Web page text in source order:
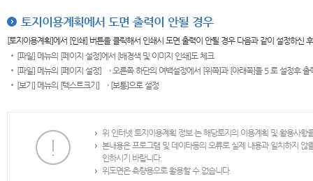
토지이용계획에서 도면 출력이 안될 경우
[토지이용계획]에서 [인쇄] 버튼을 클릭해서 인쇄시 도면 출력이 안될 경우 다음과 같이 설정하신
[파일] 메뉴의 [페이지 설정]에서 [배경색 및 이미지 인쇄]도 체크
[파일] 메뉴의 [페이지 설정] → 오른쪽 하단의 여백설정에서 [위쪽]과 [아래쪽]을 5 로 설정후 출
[보기] 메뉴의 [텍스트크기] → [보통]으로 설정
위 인터넷 토지이용계획 정보 는 해당토지의 이용계획 및 활용사
본내용은 프로그램 및 데이타등의 오류로 실제 내용과 일치하지
인하시기 바랍니다.
위도면은 측량용으로 활용할 수 없습니다.